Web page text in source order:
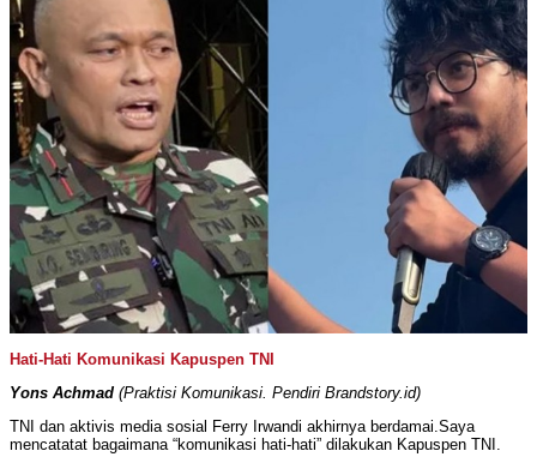
Hati-Hati Komunikasi Kapuspen TNI
Yons Achmad (Praktisi Komunikasi. Pendiri Brandstory.id)
TNI dan aktivis media sosial Ferry Irwandi akhirnya berdamai.Saya
mencatatat bagaimana “komunikasi hati-hati” dilakukan Kapuspen TNI.